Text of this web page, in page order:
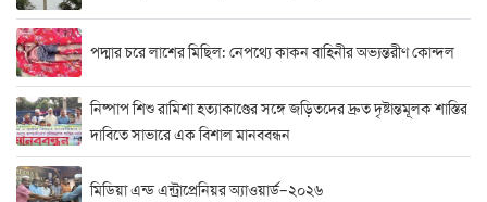
পদ্মার চরে লাশের মিছিল: নেপথ্যে কাকন বাহিনীর অভ্যন্তরীণ কোন্দল
নিষ্পাপ শিশু রামিশা হত্যাকাণ্ডের সঙ্গে জড়িতদের দ্রুত দৃষ্টান্তমূলক শাস্তির
দাবিতে সাভারে এক বিশাল মানববন্ধন
মিডিয়া এন্ড এন্ট্রাপ্রেনিয়র অ্যাওয়ার্ড–২০২৬